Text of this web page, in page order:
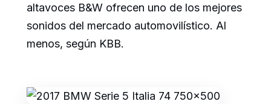
altavoces B&W ofrecen uno de los mejores
sonidos del mercado automovilístico. Al
menos, según KBB.